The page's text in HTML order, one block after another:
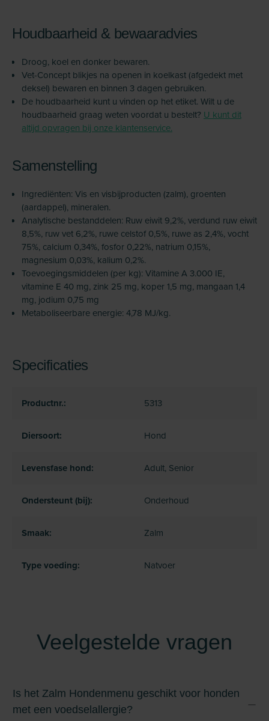
Houdbaarheid & bewaaradvies
Droog, koel en donker bewaren.
Vet-Concept blikjes na openen in koelkast (afgedekt met
deksel) bewaren en binnen 3 dagen gebruiken.
De houdbaarheid kunt u vinden op het etiket. Wilt u de
houdbaarheid graag weten voordat u bestelt? U kunt dit
altijd opvragen bij onze klantenservice.
Samenstelling
Ingrediënten: Vis en visbijproducten (zalm), groenten
(aardappel), mineralen.
Analytische bestanddelen: Ruw eiwit 9,2%, verdund ruw eiwit
8,5%, ruw vet 6,2%, ruwe celstof 0,5%, ruwe as 2,4%, vocht
75%, calcium 0,34%, fosfor 0,22%, natrium 0,15%,
magnesium 0,03%, kalium 0,2%.
Toevoegingsmiddelen (per kg): Vitamine A 3.000 IE,
vitamine E 40 mg, zink 25 mg, koper 1,5 mg, mangaan 1,4
mg, jodium 0,75 mg
Metaboliseerbare energie: 4,78 MJ/kg.
Specificaties
Productnr.: 5313
Diersoort: Hond
Levensfase hond: Adult, Senior
Ondersteunt (bij): Onderhoud
Smaak: Zalm
Type voeding: Natvoer
Veelgestelde vragen
Is het Zalm Hondenmenu geschikt voor honden
met een voedselallergie?